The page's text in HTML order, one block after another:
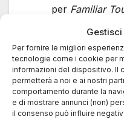
Per fornire le migliori
tecnologie come i cookie per
informazioni del dispositivo. Il
permetterà a noi e ai nostri
comportamento durante la
e di mostrare annunci (non)
il consenso può influire
per Familiar
Miglior attore
per Familia
Miglior
perHappy
Miglior
Sundi Arshia